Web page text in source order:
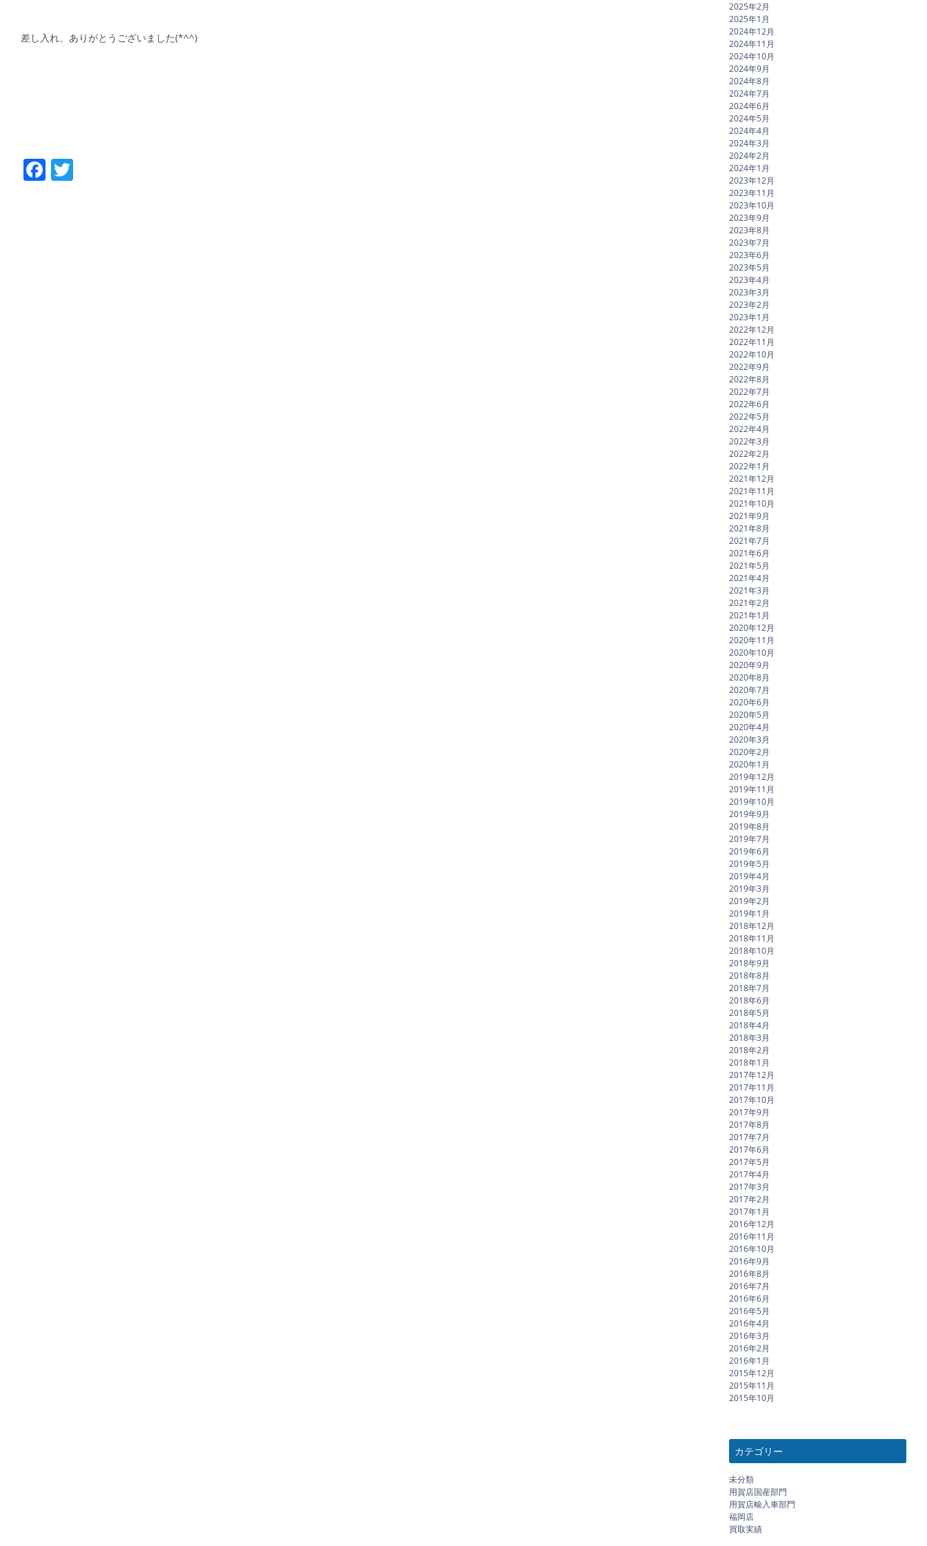
差し入れ、ありがとうございました(*^^)
Facebook
2025年2月
2025年1月
2024年12月
2024年11月
2024年10月
2024年9月
2024年8月
2024年7月
2024年6月
2024年5月
2024年4月
2024年3月
2024年2月
2024年1月
2023年12月
2023年11月
2023年10月
2023年9月
2023年8月
2023年7月
2023年6月
2023年5月
2023年4月
2023年3月
2023年2月
2023年1月
2022年12月
2022年11月
2022年10月
2022年9月
2022年8月
2022年7月
2022年6月
2022年5月
2022年4月
2022年3月
2022年2月
2022年1月
2021年12月
2021年11月
2021年10月
2021年9月
2021年8月
2021年7月
2021年6月
2021年5月
2021年4月
2021年3月
2021年2月
2021年1月
2020年12月
2020年11月
2020年10月
2020年9月
2020年8月
2020年7月
2020年6月
2020年5月
2020年4月
2020年3月
2020年2月
2020年1月
2019年12月
2019年11月
2019年10月
2019年9月
2019年8月
2019年7月
2019年6月
2019年5月
2019年4月
2019年3月
2019年2月
2019年1月
2018年12月
2018年11月
2018年10月
2018年9月
2018年8月
2018年7月
2018年6月
2018年5月
2018年4月
2018年3月
2018年2月
2018年1月
2017年12月
2017年11月
2017年10月
2017年9月
2017年8月
2017年7月
2017年6月
2017年5月
2017年4月
2017年3月
2017年2月
2017年1月
2016年12月
2016年11月
2016年10月
2016年9月
2016年8月
2016年7月
2016年6月
2016年5月
2016年4月
2016年3月
2016年2月
2016年1月
2015年12月
2015年11月
2015年10月
カテゴリー
未分類
用賀店国産部門
用賀店輸入車部門
福岡店
買取実績